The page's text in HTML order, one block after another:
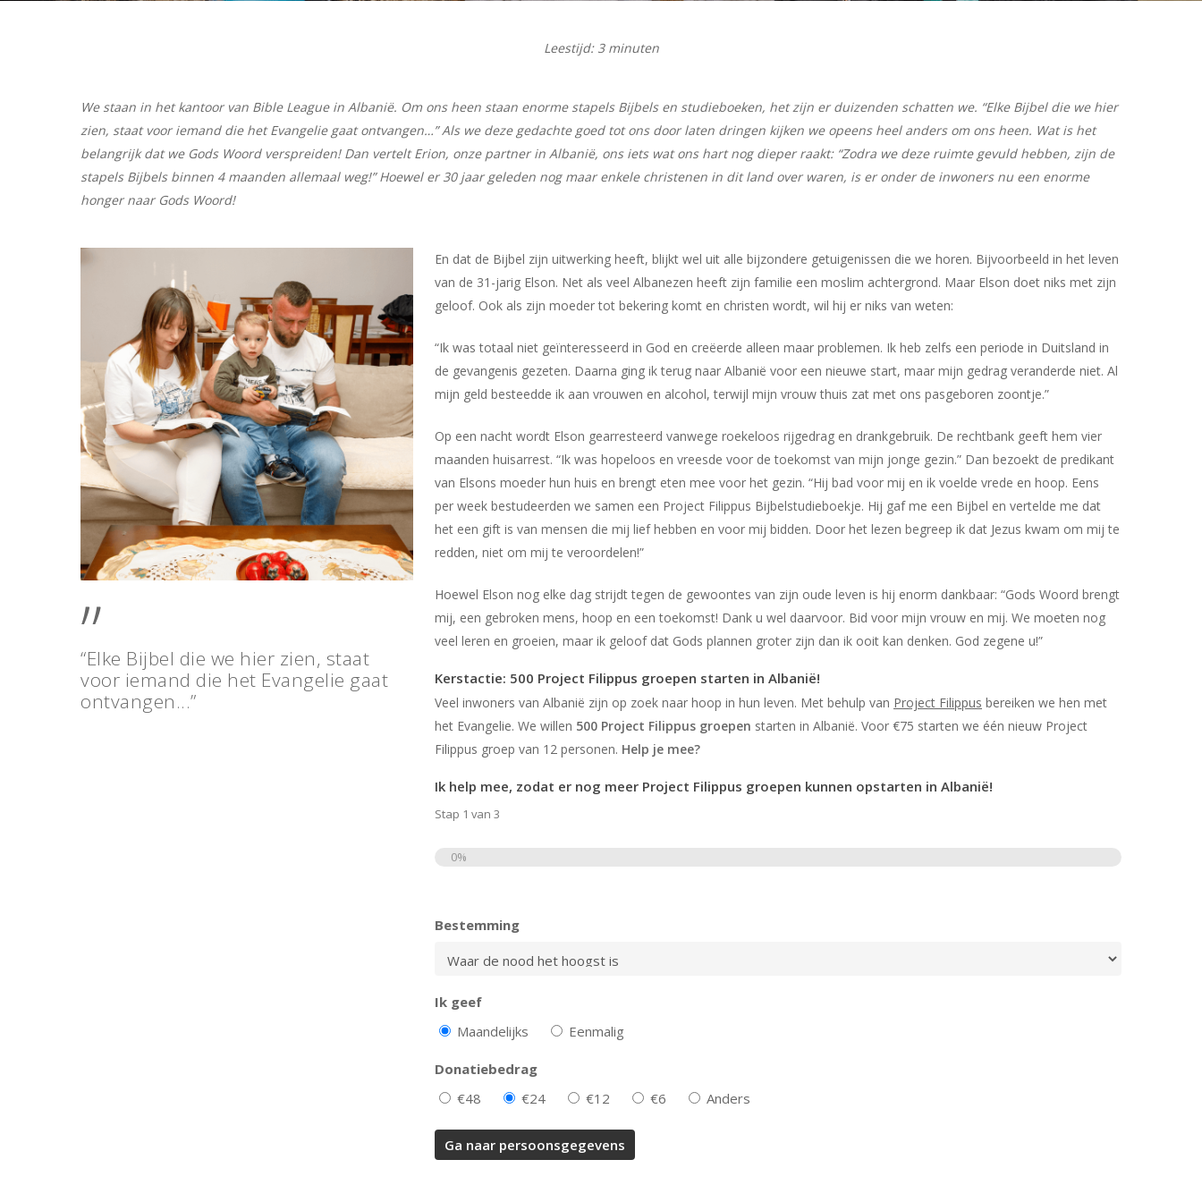
Leestijd: 3 minuten
We staan in het kantoor van Bible League in Albanië. Om ons heen staan enorme stapels Bijbels en studieboeken, het zijn er duizenden schatten we. “Elke Bijbel die we hier
zien, staat voor iemand die het Evangelie gaat ontvangen…” Als we deze gedachte goed tot ons door laten dringen kijken we opeens heel anders om ons heen. Wat is het
belangrijk dat we Gods Woord verspreiden! Dan vertelt Erion, onze partner in Albanië, ons iets wat ons hart nog dieper raakt: “Zodra we deze ruimte gevuld hebben, zijn de
stapels Bijbels binnen 4 maanden allemaal weg!” Hoewel er 30 jaar geleden nog maar enkele christenen in dit land over waren, is er onder de inwoners nu een enorme
honger naar Gods Woord!
”
“Elke Bijbel die we hier zien, staat
voor iemand die het Evangelie gaat
ontvangen...”
En dat de Bijbel zijn uitwerking heeft, blijkt wel uit alle bijzondere getuigenissen die we horen. Bijvoorbeeld in het leven
van de 31-jarig Elson. Net als veel Albanezen heeft zijn familie een moslim achtergrond. Maar Elson doet niks met zijn
geloof. Ook als zijn moeder tot bekering komt en christen wordt, wil hij er niks van weten:
“Ik was totaal niet geïnteresseerd in God en creëerde alleen maar problemen. Ik heb zelfs een periode in Duitsland in
de gevangenis gezeten. Daarna ging ik terug naar Albanië voor een nieuwe start, maar mijn gedrag veranderde niet. Al
mijn geld besteedde ik aan vrouwen en alcohol, terwijl mijn vrouw thuis zat met ons pasgeboren zoontje.”
Op een nacht wordt Elson gearresteerd vanwege roekeloos rijgedrag en drankgebruik. De rechtbank geeft hem vier
maanden huisarrest. “Ik was hopeloos en vreesde voor de toekomst van mijn jonge gezin.” Dan bezoekt de predikant
van Elsons moeder hun huis en brengt eten mee voor het gezin. “Hij bad voor mij en ik voelde vrede en hoop. Eens
per week bestudeerden we samen een Project Filippus Bijbelstudieboekje. Hij gaf me een Bijbel en vertelde me dat
het een gift is van mensen die mij lief hebben en voor mij bidden. Door het lezen begreep ik dat Jezus kwam om mij te
redden, niet om mij te veroordelen!”
Hoewel Elson nog elke dag strijdt tegen de gewoontes van zijn oude leven is hij enorm dankbaar: “Gods Woord brengt
mij, een gebroken mens, hoop en een toekomst! Dank u wel daarvoor. Bid voor mijn vrouw en mij. We moeten nog
veel leren en groeien, maar ik geloof dat Gods plannen groter zijn dan ik ooit kan denken. God zegene u!”
Kerstactie: 500 Project Filippus groepen starten in Albanië!
Veel inwoners van Albanië zijn op zoek naar hoop in hun leven. Met behulp van Project Filippus bereiken we hen met
het Evangelie. We willen 500 Project Filippus groepen starten in Albanië. Voor €75 starten we één nieuw Project
Filippus groep van 12 personen. Help je mee?
Ik help mee, zodat er nog meer Project Filippus groepen kunnen opstarten in Albanië!
Stap 1 van 3
0%
Bestemming
Ik geef
Maandelijks
Eenmalig
Donatiebedrag
€48
€24 €12 €6 Anders